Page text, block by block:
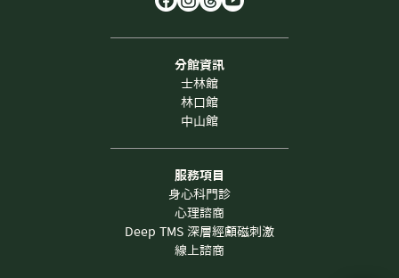
分館資訊
士林館
林口館
中山館
服務項目
身心科門診
心理諮商
Deep TMS 深層經顱磁刺激
線上諮商